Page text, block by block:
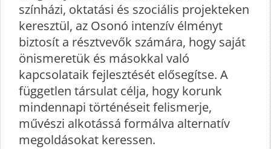
színházi, oktatási és szociális projekteken
keresztül, az Osonó intenzív élményt
biztosít a résztvevők számára, hogy saját
önismeretük és másokkal való
kapcsolataik fejlesztését elősegítse. A
független társulat célja, hogy korunk
mindennapi történéseit felismerje,
művészi alkotássá formálva alternatív
megoldásokat keressen.